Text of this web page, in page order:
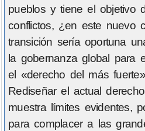
pueblos y tiene el objetivo
conflictos, ¿en este nuevo
transición sería oportuna
la gobernanza global para
el «derecho del más
Rediseñar el actual
muestra límites evidentes,
para complacer a las